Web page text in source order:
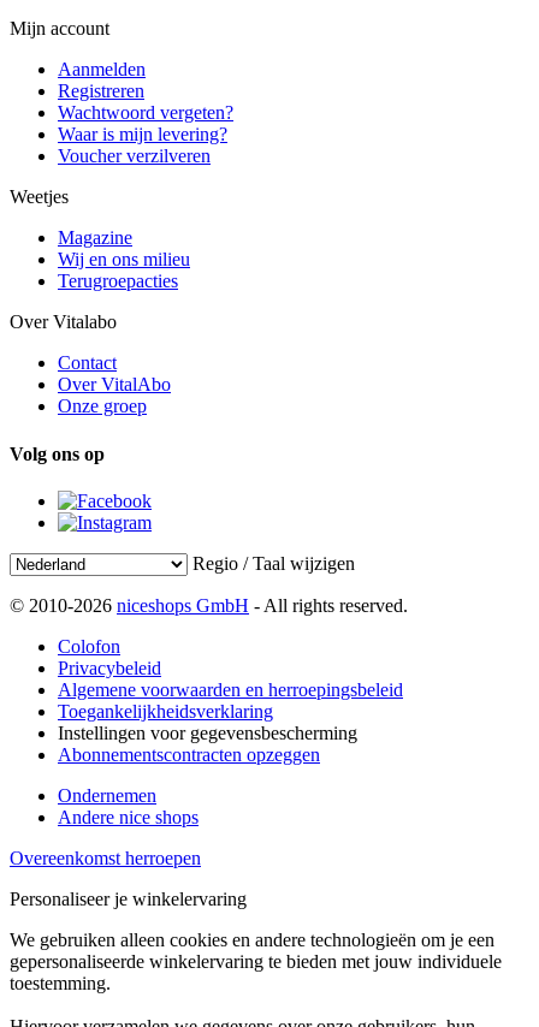
Mijn account
Aanmelden
Registreren
Wachtwoord vergeten?
Waar is mijn levering?
Voucher verzilveren
Weetjes
Magazine
Wij en ons milieu
Terugroepacties
Over Vitalabo
Contact
Over VitalAbo
Onze groep
Volg ons op
Regio / Taal wijzigen
© 2010-2026 niceshops GmbH - All rights reserved.
Colofon
Privacybeleid
Algemene voorwaarden en herroepingsbeleid
Toegankelijkheidsverklaring
Instellingen voor gegevensbescherming
Abonnementscontracten opzeggen
Ondernemen
Andere nice shops
Overeenkomst herroepen
Personaliseer je winkelervaring
We gebruiken alleen cookies en andere technologieën om je een
gepersonaliseerde winkelervaring te bieden met jouw individuele
toestemming.